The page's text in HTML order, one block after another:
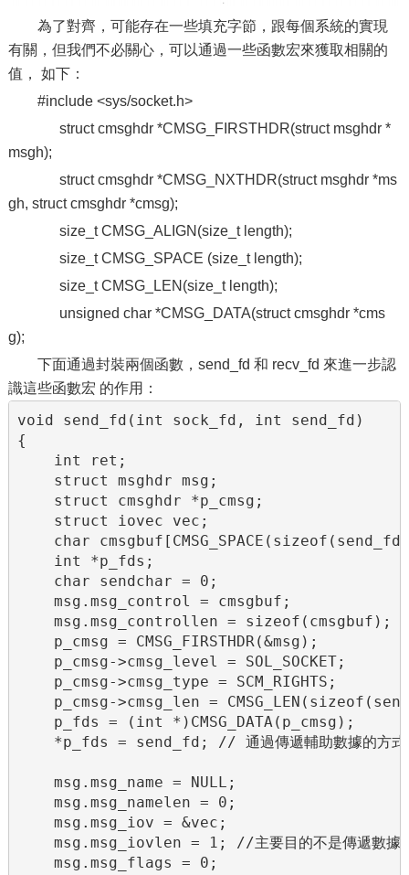
為了對齊，可能存在一些填充字節，跟每個系統的實現
有關，但我們不必關心，可以通過一些函數宏來獲取相關的
值， 如下：
#include <sys/socket.h>
struct cmsghdr *CMSG_FIRSTHDR(struct msghdr *
msgh);
struct cmsghdr *CMSG_NXTHDR(struct msghdr *ms
gh, struct cmsghdr *cmsg);
size_t CMSG_ALIGN(size_t length);
size_t CMSG_SPACE (size_t length);
size_t CMSG_LEN(size_t length);
unsigned char *CMSG_DATA(struct cmsghdr *cms
g);
下面通過封裝兩個函數，send_fd 和 recv_fd 來進一步認
識這些函數宏 的作用：
void send_fd(int sock_fd, int send_fd)
{
    int ret;
    struct msghdr msg;
    struct cmsghdr *p_cmsg;
    struct iovec vec;
char
    int *p_fds;
    char sendchar = 0;
    msg.msg_control = cmsgbuf;
    msg.msg_controllen = sizeof(cmsgbuf);
    p_cmsg = CMSG_FIRSTHDR(&msg);
    p_cmsg->cmsg_level = SOL_SOCKET;
    p_cmsg->cmsg_type = SCM_RIGHTS;
p_cmsg->cmsg_len =
    p_fds = (int *)CMSG_DATA(p_cmsg);
*p_fds = send_fd; // 通過傳遞輔助數據的方式
    msg.msg_name = NULL;
    msg.msg_namelen = 0;
    msg.msg_iov = &vec;
msg.msg_iovlen = 1; //主要目的不是傳遞數據
    msg.msg_flags = 0;